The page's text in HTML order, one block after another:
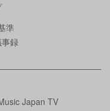
準
録
Japan TV